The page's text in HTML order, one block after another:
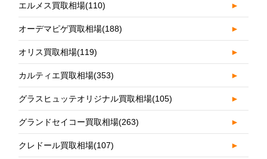
エルメス買取相場(110) ►
オーデマピゲ買取相場(188) ►
オリス買取相場(119) ►
カルティエ買取相場(353) ►
グラスヒュッテオリジナル買取相場(105) ►
グランドセイコー買取相場(263) ►
クレドール買取相場(107) ►